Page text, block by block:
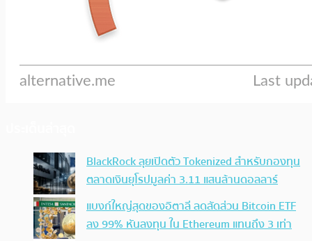
BlackRock ลุยเปิดตัว Tokenized สำหรับกองทุน
ตลาดเงินยุโรปมูลค่า 3.11 แสนล้านดอลลาร์
แบงก์ใหญ่สุดของอิตาลี ลดสัดส่วน Bitcoin ETF
ลง 99% หันลงทุน ใน Ethereum แทนถึง 3 เท่า